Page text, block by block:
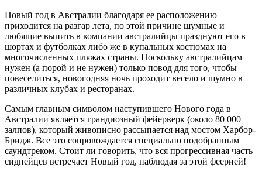
Новый год в Австралии благодаря ее расположению
приходится на разгар лета, по этой причине шумные и
любящие выпить в компании австралийцы празднуют его в
шортах и футболках либо же в купальных костюмах на
многочисленных пляжах страны. Поскольку австралийцам
нужен (а порой и не нужен) только повод для того, чтобы
повеселиться, новогодняя ночь проходит весело и шумно в
различных клубах и ресторанах.
Самым главным символом наступившего Нового года в
Австралии является грандиозный фейерверк (около 80 000
залпов), который живописно рассыпается над мостом Харбор-
Бридж. Все это сопровождается специально подобранным
саундтреком. Стоит ли говорить, что вся прогрессивная часть
сиднейцев встречает Новый год, наблюдая за этой феерией!